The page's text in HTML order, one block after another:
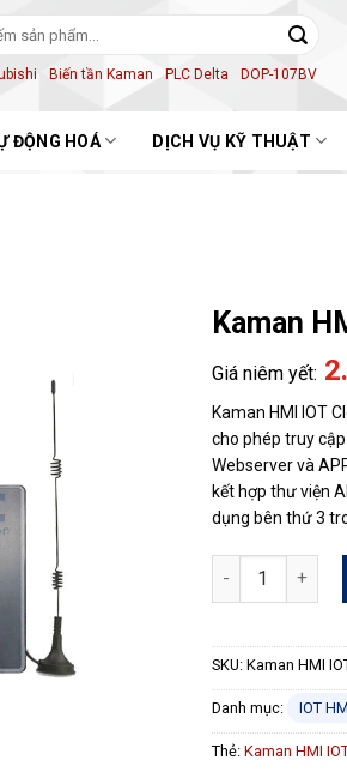
Biến tần Kaman PLC Delta DOP-107BV
ĐỘNG HOÁ DỊCH VỤ KỸ THUẬT
Kaman
Kaman HMI IOT
cho phép truy
Webserver và
kết hợp thư viện
dụng bên thứ 3
Kaman HMI
SKU: Kaman HMI
Danh mục: IOT
Thẻ: Kaman HMI